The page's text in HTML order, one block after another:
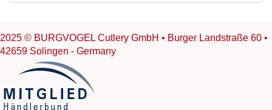
2025 © BURGVOGEL Cutlery GmbH • Burger Landstraße 60 •
42659 Solingen - Germany